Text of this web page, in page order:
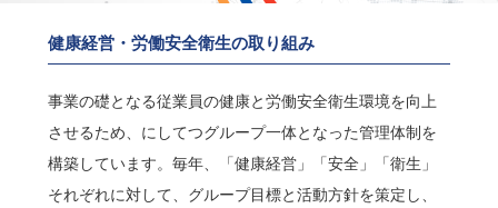
健康経営・労働安全衛生の取り組み
事業の礎となる従業員の健康と労働安全衛生環境を向上
させるため、にしてつグループ一体となった管理体制を
構築しています。毎年、「健康経営」「安全」「衛生」
それぞれに対して、グループ目標と活動方針を策定し、